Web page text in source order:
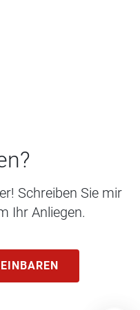
Schreiben Sie mir
Ihr Anliegen.